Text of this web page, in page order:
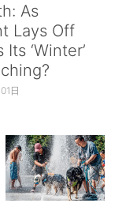
As
Lays Off
‘Winter’
日